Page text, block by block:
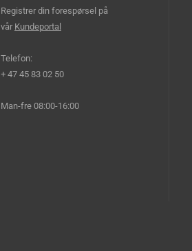
Registrer din forespørsel på
vår Kundeportal
Telefon:
+ 47 45 83 02 50
Man-fre 08:00-16:00